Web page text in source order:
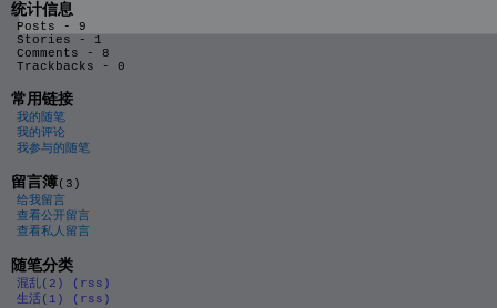
统计信息
Posts - 9
Stories - 1
Comments - 8
Trackbacks - 0
常用链接
我的随笔
我的评论
我参与的随笔
留言簿(3)
给我留言
查看公开留言
查看私人留言
随笔分类
混乱(2)
(rss)
生活(1)
(rss)